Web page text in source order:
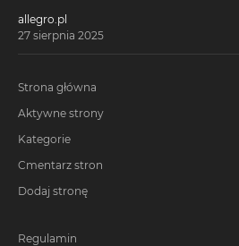
allegro.pl
27 sierpnia 2025
Strona główna
Aktywne strony
Kategorie
Cmentarz stron
Dodaj stronę
Regulamin